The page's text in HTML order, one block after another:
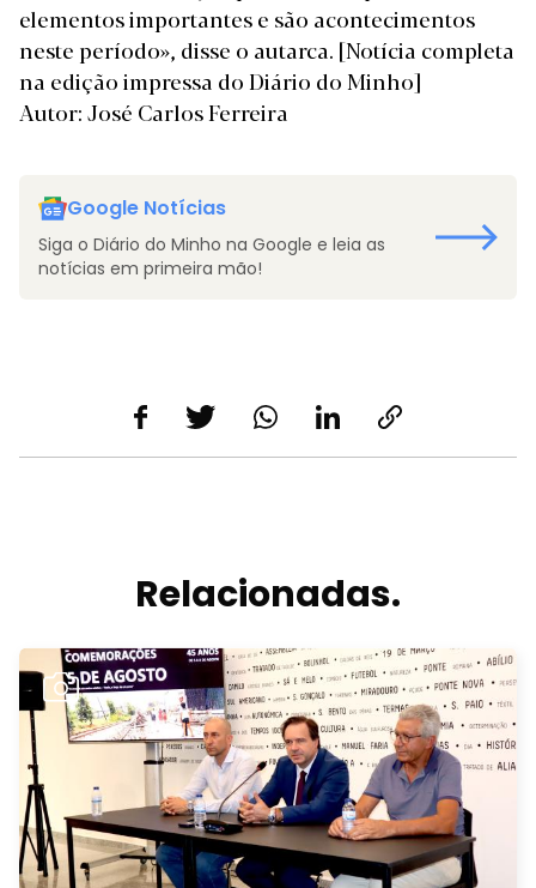
elementos importantes e são acontecimentos
neste período», disse o autarca. [Notícia completa
na edição impressa do Diário do Minho]
Autor: José Carlos Ferreira
Google Notícias
Siga o Diário do Minho na Google e leia as
notícias em primeira mão!
Relacionadas.